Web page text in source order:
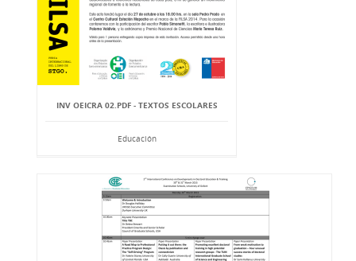
INV OEICRA 02.PDF - TEXTOS ESCOLARES
Educación